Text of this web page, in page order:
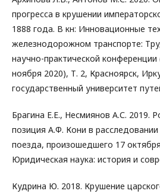
прогресса в крушении
1888 года. В кн: Инновационные
железнодорожном транспорте:
научно-практической конференции
ноября 2020), Т. 2, Красноярск,
государственный университет
Брагина Е.Е., Несмиянов А.С. 2019.
позиция А.Ф. Кони в
поезда, произошедшего 17
Юридическая наука: история и
Кудрина Ю. 2018. Крушение